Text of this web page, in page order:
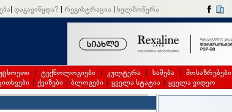
| დაგავიწყდა? | რეგისტრაცია | ხელმოწერა
| ტექნოლოგიები | კულტურა | სამება | მოსაზრებები
| ქვიზები | ბლოგები | ყველა სტატია | ყველა ვიდეო